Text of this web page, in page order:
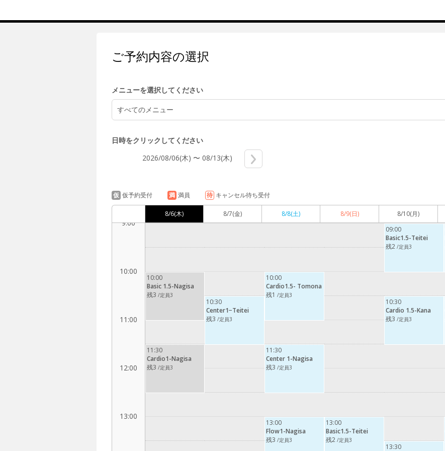
ご予約内容の選択
メニューを選択してください
すべてのメニュー
日時をクリックしてください
2026/08/06(木) 〜 08/13(木)
仮 仮予約受付 満 満員 待 キャンセル待ち受付
8/6(木) 8/7(金) 8/8(土) 8/9(日) 8/10(月)
9:00
10:00
11:00
12:00
13:00
10:00
Basic 1.5-Nagisa
残3 /定員3
11:30
Cardio1-Nagisa
残3 /定員3
10:30
Center1−Teitei
残3 /定員3
10:00
Cardio1.5- Tomona
残1 /定員3
11:30
Center 1-Nagisa
残3 /定員3
13:00
Flow1-Nagisa
残3 /定員3
13:00
Basic1.5-Teitei
残2 /定員3
09:00
Basic1.5-Teitei
残2 /定員3
10:30
Cardio 1.5-Kana
残3 /定員3
13:30